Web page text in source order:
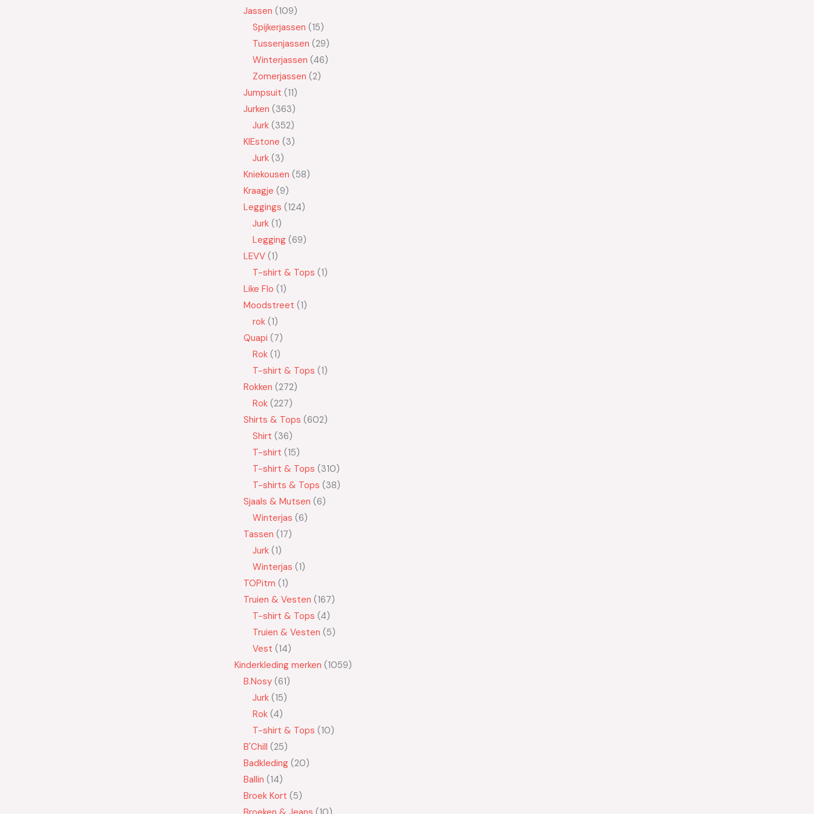
Jassen 109
Spijkerjassen 15
Tussenjassen 29
Winterjassen 46
Zomerjassen 2
Jumpsuit 11
Jurken 363
Jurk 352
KIEstone 3
Jurk 3
Kniekousen 58
Kraagje 9
Leggings 124
Jurk 1
Legging 69
LEVV 1
T-shirt & Tops 1
Like Flo 1
Moodstreet 1
rok 1
Quapi 7
Rok 1
T-shirt & Tops 1
Rokken 272
Rok 227
Shirts & Tops 602
Shirt 36
T-shirt 15
T-shirt & Tops 310
T-shirts & Tops 38
Sjaals & Mutsen 6
Winterjas 6
Tassen 17
Jurk 1
Winterjas 1
TOPitm 1
Truien & Vesten 167
T-shirt & Tops 4
Truien & Vesten 5
Vest 14
Kinderkleding merken 1059
B.Nosy 61
Jurk 15
Rok 4
T-shirt & Tops 10
B'Chill 25
Badkleding 20
Ballin 14
Broek Kort 5